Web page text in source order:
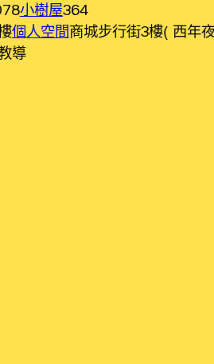
小樹屋364
個人空間商城步行街3樓（西年
導